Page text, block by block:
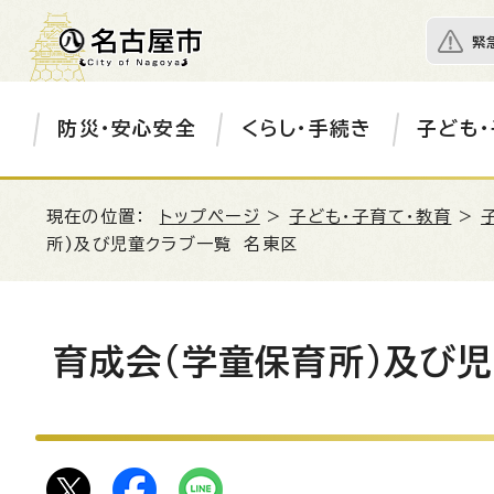
緊
防災・安心安全 くらし・手続き 子ども
現在の位置： トップページ >子ども・子育て・教育 >
所)及び児童クラブ一覧 名東区
育成会(学童保育所)及び